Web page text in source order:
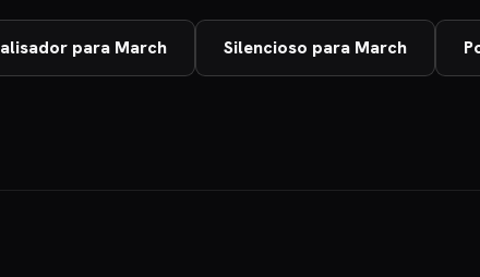
para March Silencioso para March